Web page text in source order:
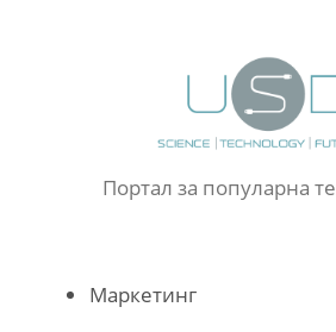
Портал за популарна
Маркетинг